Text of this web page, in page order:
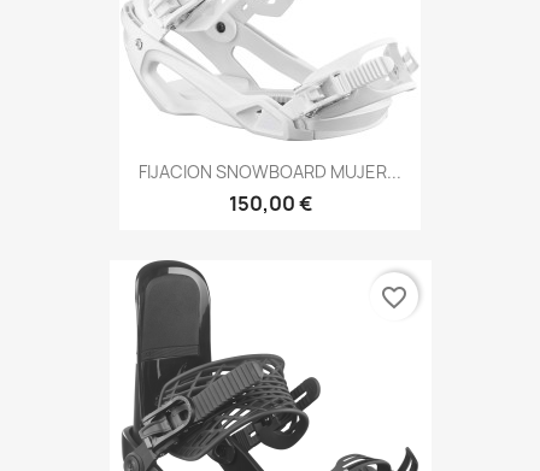
FIJACION SNOWBOARD MUJER...
150,00 €
favorite_border